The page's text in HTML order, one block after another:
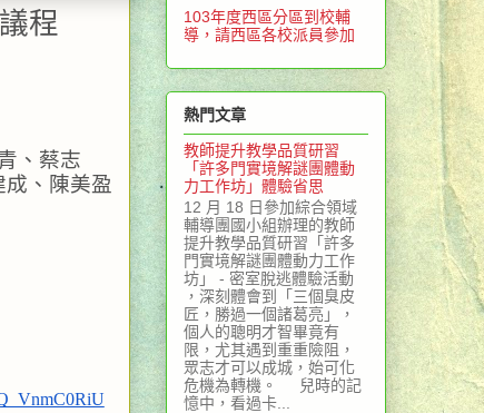
程
、蔡志
、陳美盈
103年度西區分區到校輔
導，請西區各校派員參加
熱門文章
教師提升教學品質研習
「許多門實境解謎團體動
力工作坊」體驗省思
12 月 18 日參加綜合領域
輔導團國小組辦理的教師
提升教學品質研習「許多
門實境解謎團體動力工作
坊」 - 密室脫逃體驗活動
，深刻體會到「三個臭皮
匠，勝過一個諸葛亮」，
個人的聰明才智畢竟有
限，尤其遇到重重險阻，
眾志才可以成城，始可化
危機為轉機。 兒時的記
憶中，看過卡...